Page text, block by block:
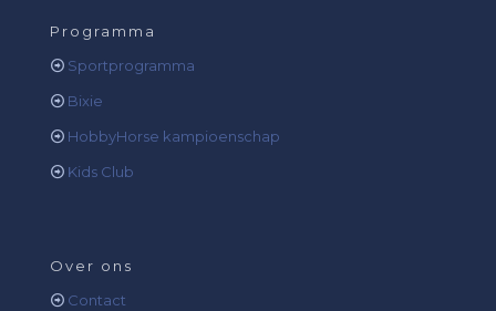
Programma
Sportprogramma
Bixie
HobbyHorse kampioenschap
Kids Club
Over ons
Contact